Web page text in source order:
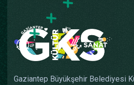
Gaziantep Büyükşehir Belediyesi